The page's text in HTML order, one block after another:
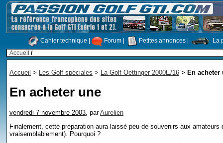
Cahier technique Forum Petites annonces
La
Accueil /
Accueil > Les Golf spéciales > La Golf Oettinger 2000E/16 > En acheter
En acheter une
vendredi 7 novembre 2003 parAurelien
Finalement, cette préparation aura laissé peu de souvenirs aux
vraisemblablement). Pourquoi ?